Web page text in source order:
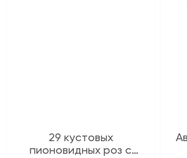
29 кустовых
пионовидных роз с